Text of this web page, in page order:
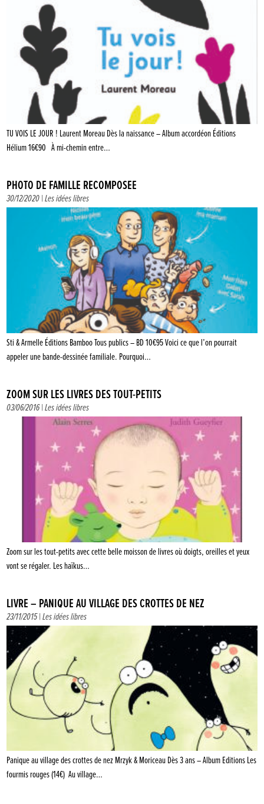
TU VOIS LE JOUR ! Laurent Moreau Dès la naissance – Album accordéon Éditions
Hélium 16€90 À mi-chemin entre…
PHOTO DE FAMILLE RECOMPOSÉE
30/12/2020 |Les idées libres
Sti & Armelle Éditions Bamboo Tous publics – BD 10€95 Voici ce que l’on pourrait
appeler une bande-dessinée familiale. Pourquoi…
ZOOM SUR LES LIVRES DES TOUT-PETITS
03/06/2016 |Les idées libres
Zoom sur les tout-petits avec cette belle moisson de livres où doigts, oreilles et yeux
vont se régaler. Les haïkus…
LIVRE – PANIQUE AU VILLAGE DES CROTTES DE NEZ
23/11/2015 |Les idées libres
Panique au village des crottes de nez Mrzyk & Moriceau Dès 3 ans – Album Editions Les
fourmis rouges (14€) Au village…